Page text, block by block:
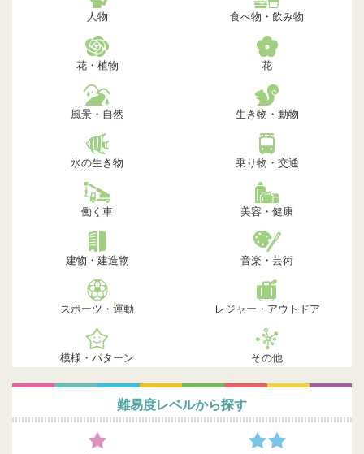
人物 食べ物・飲み物
花・植物 花
風景・自然 生き物・動物
水の生き物 乗り物・交通
働く車 美容・健康
建物・建造物 音楽・芸術
スポーツ・運動 レジャー・アウトドア
模様・パターン その他
難易度レベルから探す